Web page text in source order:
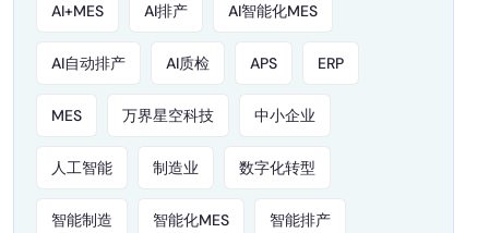
AI+MES AI排产 AI智能化MES
AI自动排产 AI质检 APS ERP
MES 万界星空科技 中小企业
人工智能 制造业 数字化转型
智能制造 智能化MES 智能排产